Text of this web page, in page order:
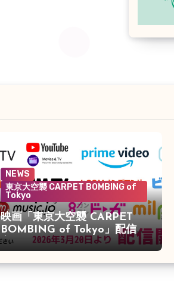
NEWS
東京大空襲 CARPET BOMBING of
Tokyo
映画「東京大空襲 CARPET
BOMBING of Tokyo」配信決
定